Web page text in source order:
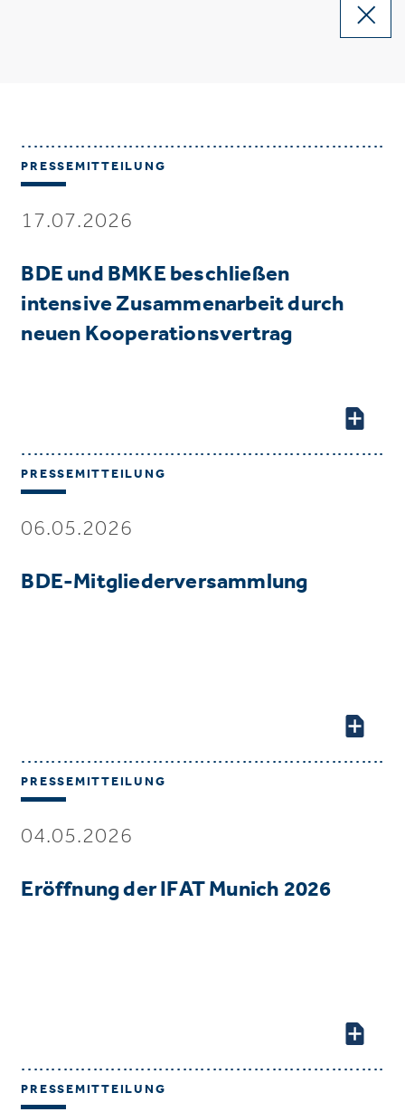
PRESSEMITTEILUNG
17.07.2026
BDE und BMKE beschließen
intensive Zusammenarbeit durch
neuen Kooperationsvertrag
PRESSEMITTEILUNG
06.05.2026
BDE-Mitgliederversammlung
PRESSEMITTEILUNG
04.05.2026
Eröffnung der IFAT Munich 2026
PRESSEMITTEILUNG